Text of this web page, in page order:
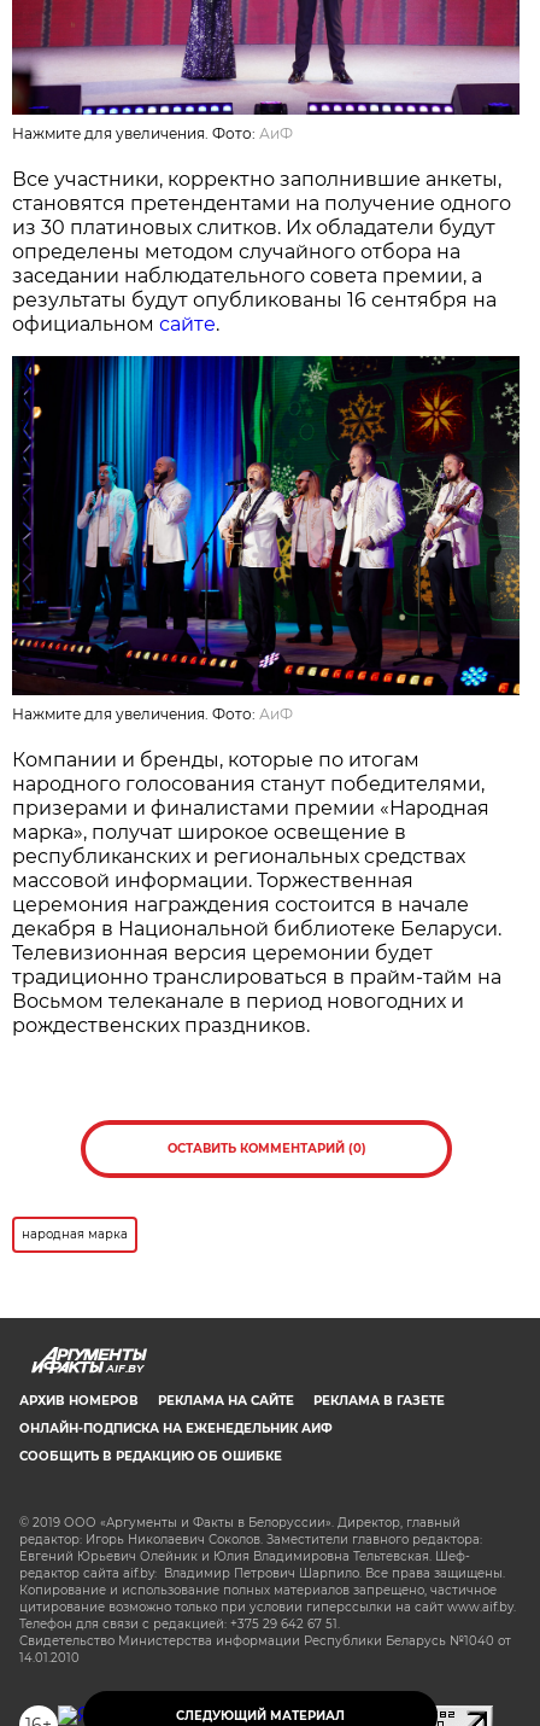
СЛЕДУЮЩИЙ МАТЕРИАЛ
Нажмите для увеличения. Фото:АиФ
Все участники, корректно заполнившие анкеты,
становятся претендентами на получение одного
из 30 платиновых слитков. Их обладатели будут
определены методом случайного отбора на
заседании наблюдательного совета премии, а
результаты будут опубликованы 16 сентября на
официальномсайте.
Нажмите для увеличения. Фото:АиФ
Компании и бренды, которые по итогам
народного голосования станут победителями,
призерами и финалистами премии «Народная
марка», получат широкое освещение в
республиканских и региональных средствах
массовой информации. Торжественная
церемония награждения состоится в начале
декабря в Национальной библиотеке Беларуси.
Телевизионная версия церемонии будет
традиционно транслироваться в прайм-тайм на
Восьмом телеканале в период новогодних и
рождественских праздников.
ОСТАВИТЬ КОММЕНТАРИЙ (0)
народная марка
AIF.BY
АРХИВ НОМЕРОВ РЕКЛАМА НА САЙТЕ
РЕКЛАМА В ГАЗЕТЕ
ОНЛАЙН-ПОДПИСКА НА ЕЖЕНЕДЕЛЬНИК АИФ
СООБЩИТЬ В РЕДАКЦИЮ ОБ ОШИБКЕ
© 2019 ООО «Аргументы и Факты в Белоруссии». Директор, главный
редактор: Игорь Николаевич Соколов. Заместители главного редактора:
Евгений Юрьевич Олейник и Юлия Владимировна Тельтевская. Шеф-
редактор сайта aif.by: Владимир Петрович Шарпило. Все права защищены.
Копирование и использование полных материалов запрещено, частичное
цитирование возможно только при условии гиперссылки на сайт www.aif.by.
Телефон для связи с редакцией: +375 29 642 67 51.
Свидетельство Министерства информации Республики Беларусь №1040 от
14.01.2010